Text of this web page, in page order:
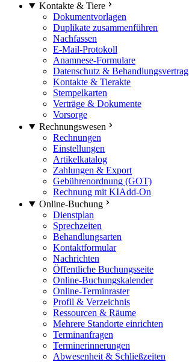
Kontakte & Tiere
Dokumentvorlagen
Duplikate zusammenführen
Nachfassen
E-Mail-Protokoll
Anamnese-Formulare
Datenschutz & Behandlungsvertrag
Kontakte & Tierakte
Stempelkarten
Verträge & Dokumente
Vorsorge
Rechnungswesen
Rechnungen
Einstellungen
Artikelkatalog
Zahlungen & Export
Gebührenordnung (GOT)
Rechnung mit KIAdd-On
Online-Buchung
Dienstplan
Sprechzeiten
Behandlungsarten
Kontaktformular
Nachrichten
Öffentliche Buchungsseite
Online-Buchungskalender
Online-Terminraster
Profil & Verzeichnis
Ressourcen & Räume
Mehrere Standorte einrichten
Terminanfragen
Terminerinnerungen
Abwesenheit & Schließzeiten